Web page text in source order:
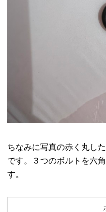
ちなみに写真の赤く丸し
です。３つのボルトを六
す。